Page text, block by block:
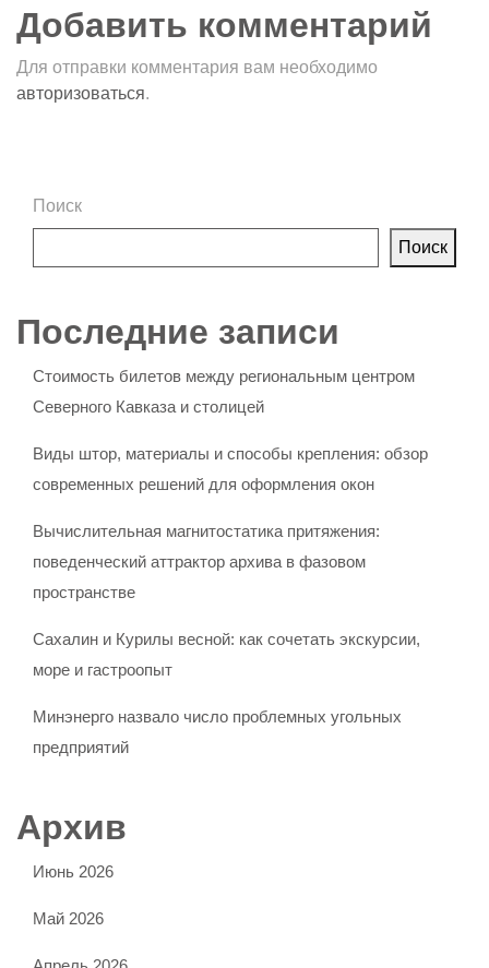
Добавить комментарий
Для отправки комментария вам необходимо
авторизоваться.
Поиск
Поиск
Последние записи
Стоимость билетов между региональным центром
Северного Кавказа и столицей
Виды штор, материалы и способы крепления: обзор
современных решений для оформления окон
Вычислительная магнитостатика притяжения:
поведенческий аттрактор архива в фазовом
пространстве
Сахалин и Курилы весной: как сочетать экскурсии,
море и гастроопыт
Минэнерго назвало число проблемных угольных
предприятий
Архив
Июнь 2026
Май 2026